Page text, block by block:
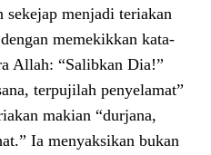
sekejap menjadi teriakan
memekikkan kata-
Allah: “Salibkan Dia!”
terpujilah penyelamat”
makian “durjana,
Ia menyaksikan bukan